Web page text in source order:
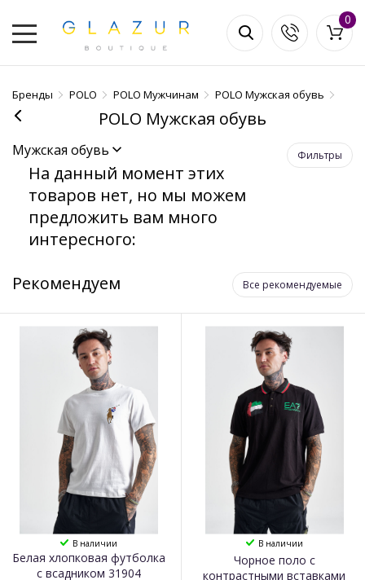
0
Бренды POLO POLO Мужчинам POLO Мужская обувь
Мужская обувь
POLO Мужская обувь
Фильтры
На данный момент этих
товаров нет, но мы можем
предложить вам много
интересного:
Все рекомендуемые
Рекомендуем
В наличии
Белая хлопковая футболка
с всадником 31904
В наличии
Чорное поло с
контрастными вставками